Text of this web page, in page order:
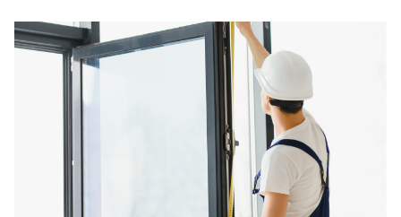
Contato
Blog